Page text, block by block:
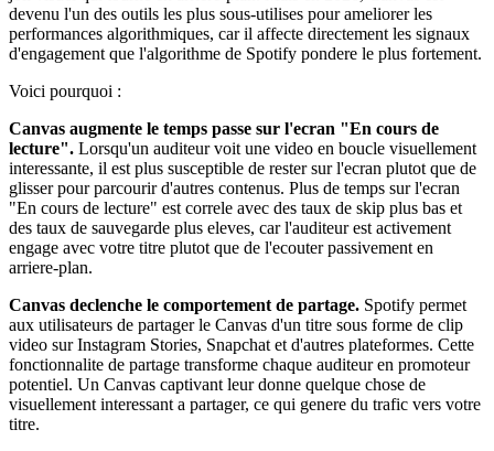
devenu l'un des outils les plus sous-utilises pour ameliorer les
performances algorithmiques, car il affecte directement les signaux
d'engagement que l'algorithme de Spotify pondere le plus fortement.
Voici pourquoi :
Canvas augmente le temps passe sur l'ecran "En cours de
lecture". Lorsqu'un auditeur voit une video en boucle visuellement
interessante, il est plus susceptible de rester sur l'ecran plutot que de
glisser pour parcourir d'autres contenus. Plus de temps sur l'ecran
"En cours de lecture" est correle avec des taux de skip plus bas et
des taux de sauvegarde plus eleves, car l'auditeur est activement
engage avec votre titre plutot que de l'ecouter passivement en
arriere-plan.
Canvas declenche le comportement de partage. Spotify permet
aux utilisateurs de partager le Canvas d'un titre sous forme de clip
video sur Instagram Stories, Snapchat et d'autres plateformes. Cette
fonctionnalite de partage transforme chaque auditeur en promoteur
potentiel. Un Canvas captivant leur donne quelque chose de
visuellement interessant a partager, ce qui genere du trafic vers votre
titre.